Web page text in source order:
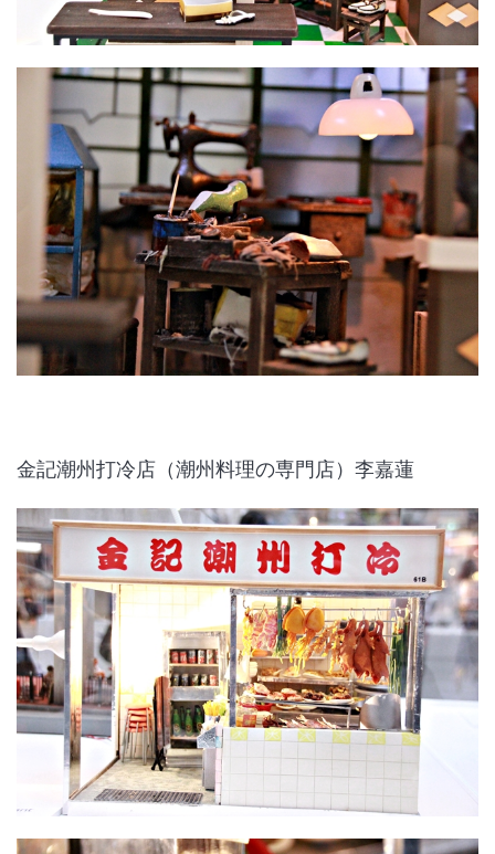
金記潮州打冷店（潮州料理の専門店）李嘉蓮